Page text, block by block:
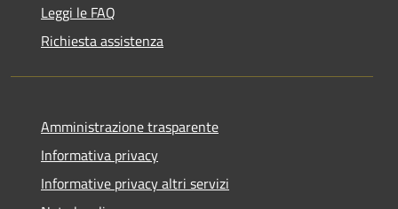
Leggi le FAQ
Richiesta assistenza
Amministrazione trasparente
Informativa privacy
Informative privacy altri servizi